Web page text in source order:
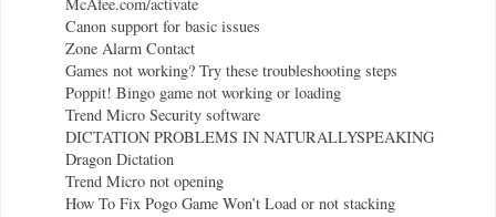
Canon support for basic issues
Zone Alarm Contact
Games not working? Try these troubleshooting steps
Poppit! Bingo game not working or loading
Trend Micro Security software
DICTATION PROBLEMS IN NATURALLYSPEAKING
Dragon Dictation
Trend Micro not opening
How To Fix Pogo Game Won’t Load or not stacking